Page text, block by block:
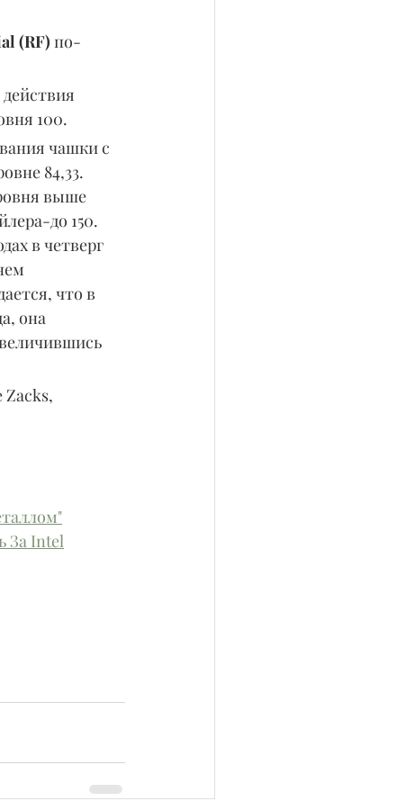
(RF) по-
100.
чашки с
84,33.
выше
до 150.
в четверг
что в
она
За Intel